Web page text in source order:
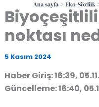
Ana sayfa Eko-Sözlük
noktası
5 Kasım 2024
Haber Giriş: 16:39,
Güncelleme: 16:40,